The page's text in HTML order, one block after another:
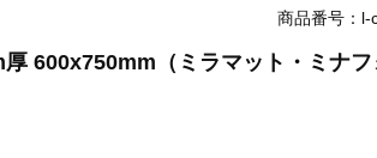
商品番号：
600x750mm（ミラマット・ミナフ